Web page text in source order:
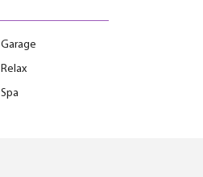
Garage
Relax
Spa